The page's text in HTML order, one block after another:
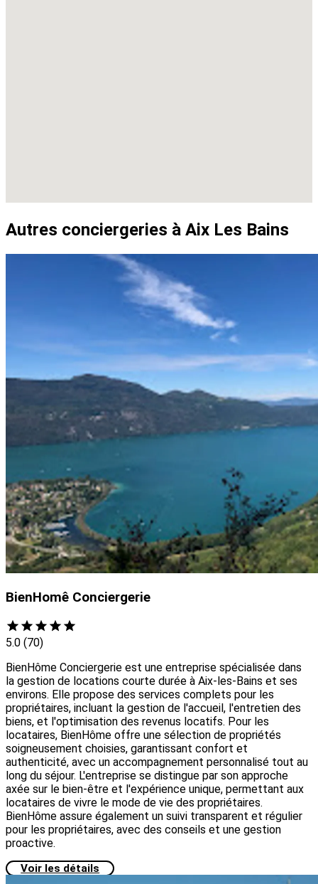
Autres conciergeries à Aix Les Bains
BienHomê Conciergerie
5.0 (70)
BienHôme Conciergerie est une entreprise spécialisée dans
la gestion de locations courte durée à Aix-les-Bains et ses
environs. Elle propose des services complets pour les
propriétaires, incluant la gestion de l'accueil, l'entretien des
biens, et l'optimisation des revenus locatifs. Pour les
locataires, BienHôme offre une sélection de propriétés
soigneusement choisies, garantissant confort et
authenticité, avec un accompagnement personnalisé tout au
long du séjour. L'entreprise se distingue par son approche
axée sur le bien-être et l'expérience unique, permettant aux
locataires de vivre le mode de vie des propriétaires.
BienHôme assure également un suivi transparent et régulier
pour les propriétaires, avec des conseils et une gestion
proactive.
Voir les détails